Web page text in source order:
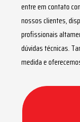
entre em contato
nossos clientes,
profissionais
dúvidas técnicas.
medida e